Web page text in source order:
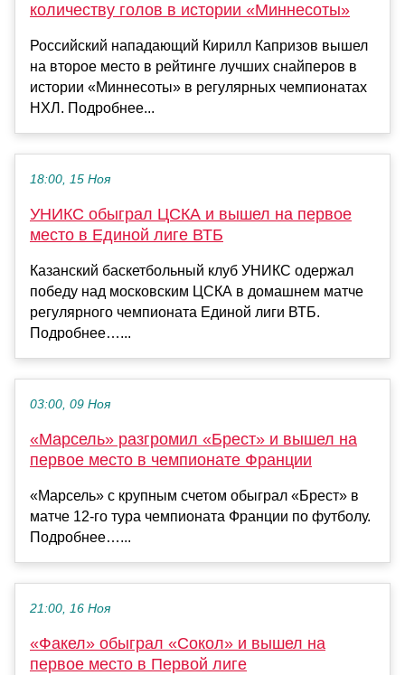
количеству голов в истории «Миннесоты»
Российский нападающий Кирилл Капризов вышел
на второе место в рейтинге лучших снайперов в
истории «Миннесоты» в регулярных чемпионатах
НХЛ. Подробнее...
18:00, 15 Ноя
УНИКС обыграл ЦСКА и вышел на первое
место в Единой лиге ВТБ
Казанский баскетбольный клуб УНИКС одержал
победу над московским ЦСКА в домашнем матче
регулярного чемпионата Единой лиги ВТБ.
Подробнее…...
03:00, 09 Ноя
«Марсель» разгромил «Брест» и вышел на
первое место в чемпионате Франции
«Марсель» с крупным счетом обыграл «Брест» в
матче 12‑го тура чемпионата Франции по футболу.
Подробнее…...
21:00, 16 Ноя
«Факел» обыграл «Сокол» и вышел на
первое место в Первой лиге